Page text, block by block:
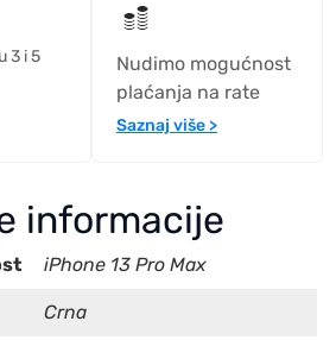
3 i 5
Nudimo mogućnost
plaćanja na rate
Saznaj više >
informacije
iPhone 13 Pro Max
Crna